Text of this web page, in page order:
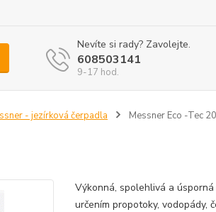
Nevíte si rady? Zavolejte.
608503141
9-17 hod.
- jezírková čerpadla Messner Eco -Tec
Výkonná, spolehlivá a
určením propotoky, vodopády,